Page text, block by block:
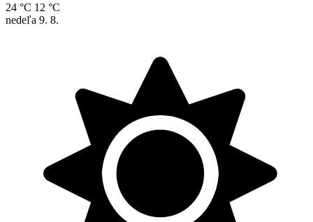
24 °C 12 °C
nedeľa 9. 8.